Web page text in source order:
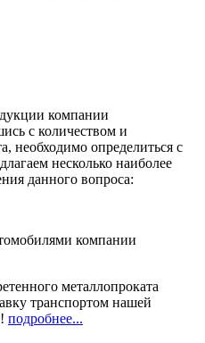
компании
с количеством и
необходимо определиться с
несколько наиболее
данного вопроса:
компании
металлопроката
транспортом нашей
подробнее...